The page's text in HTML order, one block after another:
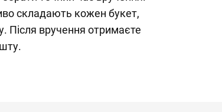
складають кожен букет,
Після вручення отримаєте